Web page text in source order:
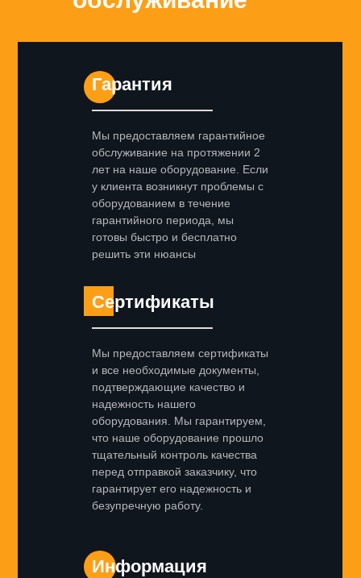
Мы предоставляем гарантийное
обслуживание на протяжении 2
лет на наше оборудование. Если
у клиента возникнут проблемы с
оборудованием в течение
гарантийного периода, мы
готовы быстро и бесплатно
решить эти нюансы
Мы предоставляем сертификаты
и все необходимые документы,
подтверждающие качество и
надежность нашего
оборудования. Мы гарантируем,
что наше оборудование прошло
тщательный контроль качества
перед отправкой заказчику, что
гарантирует его надежность и
безупречную работу.
Сертификаты
Информация
Гарантия